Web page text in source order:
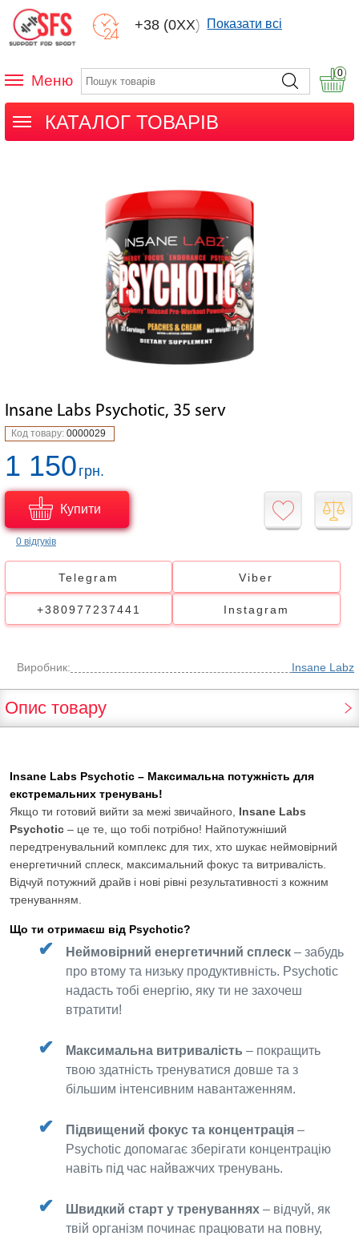
+38 (0XX) XXXПоказати всі
Меню 0
КАТАЛОГ ТОВАРІВ
Insane Labs Psychotic, 35 serv
Код товару: 0000029
1 150грн.
Купити
0 відгуків
Telegram Viber
+380977237441 Instagram
Виробник: Insane Labz
Опис товару
Insane Labs Psychotic – Максимальна потужність для
екстремальних тренувань!
Якщо ти готовий вийти за межі звичайного, Insane Labs
Psychotic – це те, що тобі потрібно! Найпотужніший
передтренувальний комплекс для тих, хто шукає неймовірний
енергетичний сплеск, максимальний фокус та витривалість.
Відчуй потужний драйв і нові рівні результативності з кожним
тренуванням.
Що ти отримаєш від Psychotic?
Неймовірний енергетичний сплеск – забудь
про втому та низьку продуктивність. Psychotic
надасть тобі енергію, яку ти не захочеш
втратити!
Максимальна витривалість – покращить
твою здатність тренуватися довше та з
більшим інтенсивним навантаженням.
Підвищений фокус та концентрація –
Psychotic допомагає зберігати концентрацію
навіть під час найважчих тренувань.
Швидкий старт у тренуваннях – відчуй, як
твій організм починає працювати на повну,